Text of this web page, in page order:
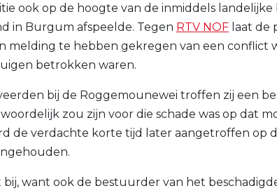
ook op de hoogte van de inmiddels
in Burgum afspeelde. Tegen RTV NOF laat de
melding te hebben gekregen van een conflict
betrokken waren.
bij de Roggemounewei troffen zij een
zou zijn voor die schade was op dat
de verdachte korte tijd later aangetroffen op
bij, want ook de bestuurder van het